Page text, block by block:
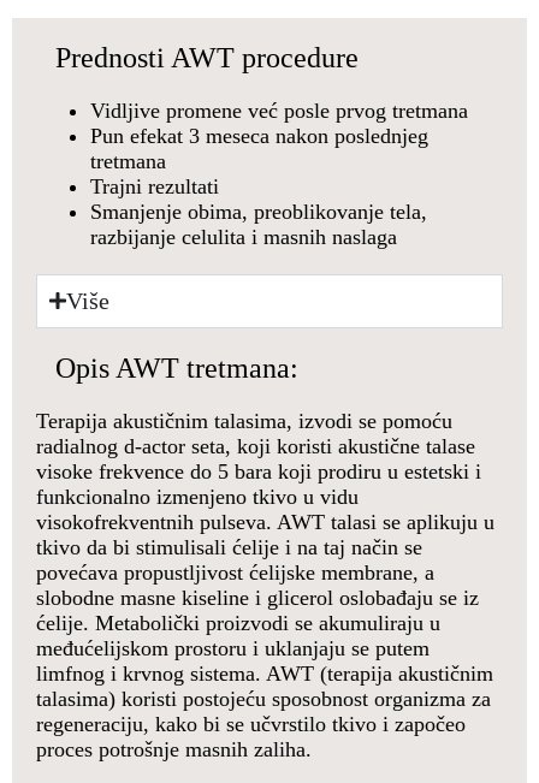
Prednosti AWT procedure
Vidljive promene već posle prvog tretmana
Pun efekat 3 meseca nakon poslednjeg
tretmana
Trajni rezultati
Smanjenje obima, preoblikovanje tela,
razbijanje celulita i masnih naslaga
Više
Opis AWT tretmana:
Terapija akustičnim talasima, izvodi se pomoću
radialnog d-actor seta, koji koristi akustične talase
visoke frekvence do 5 bara koji prodiru u estetski i
funkcionalno izmenjeno tkivo u vidu
visokofrekventnih pulseva. AWT talasi se aplikuju u
tkivo da bi stimulisali ćelije i na taj način se
povećava propustljivost ćelijske membrane, a
slobodne masne kiseline i glicerol oslobađaju se iz
ćelije. Metabolički proizvodi se akumuliraju u
međućelijskom prostoru i uklanjaju se putem
limfnog i krvnog sistema. AWT (terapija akustičnim
talasima) koristi postojeću sposobnost organizma za
regeneraciju, kako bi se učvrstilo tkivo i započeo
proces potrošnje masnih zaliha.